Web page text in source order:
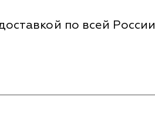
по всей России